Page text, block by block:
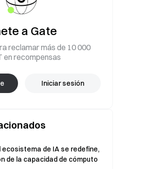
a Gate
reclamar más de 10 000
en recompensas
Iniciar sesión
ecosistema de IA se redefine,
de la capacidad de cómputo